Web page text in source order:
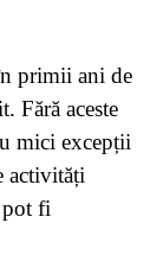
primii ani de
Fără aceste
mici excepții
activități
pot fi